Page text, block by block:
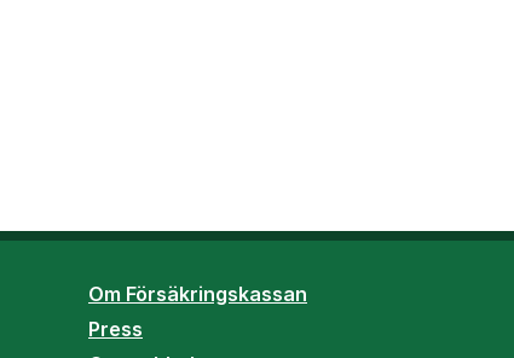
Om Försäkringskassan
Press